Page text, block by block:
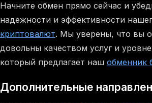
Начните обмен прямо сейчас и
надежности и эффективности
криптовалют. Мы уверены, что вы
довольны качеством услуг и
который предлагает наш обменник
Дополнительные